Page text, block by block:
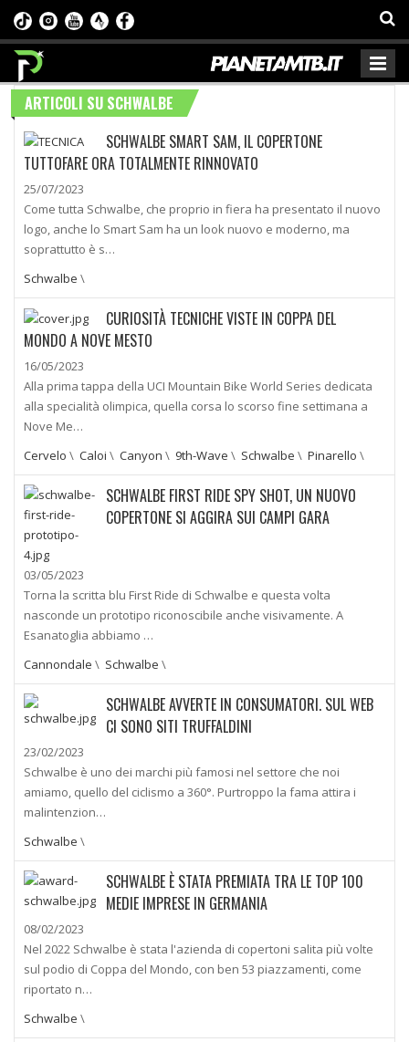
ARTICOLI SU SCHWALBE
SCHWALBE SMART SAM, IL COPERTONE
TUTTOFARE ORA TOTALMENTE RINNOVATO
25/07/2023
Come tutta Schwalbe, che proprio in fiera ha presentato il nuovo
logo, anche lo Smart Sam ha un look nuovo e moderno, ma
soprattutto è s…
Schwalbe \
CURIOSITÀ TECNICHE VISTE IN COPPA DEL
MONDO A NOVE MESTO
16/05/2023
Alla prima tappa della UCI Mountain Bike World Series dedicata
alla specialità olimpica, quella corsa lo scorso fine settimana a
Nove Me…
Cervelo \ Caloi \ Canyon \ 9th-Wave \ Schwalbe \ Pinarello \
SCHWALBE FIRST RIDE SPY SHOT, UN NUOVO
COPERTONE SI AGGIRA SUI CAMPI GARA
03/05/2023
Torna la scritta blu First Ride di Schwalbe e questa volta
nasconde un prototipo riconoscibile anche visivamente. A
Esanatoglia abbiamo …
Cannondale \ Schwalbe \
SCHWALBE AVVERTE IN CONSUMATORI. SUL WEB
CI SONO SITI TRUFFALDINI
23/02/2023
Schwalbe è uno dei marchi più famosi nel settore che noi
amiamo, quello del ciclismo a 360°. Purtroppo la fama attira i
malintenzion…
Schwalbe \
SCHWALBE È STATA PREMIATA TRA LE TOP 100
MEDIE IMPRESE IN GERMANIA
08/02/2023
Nel 2022 Schwalbe è stata l'azienda di copertoni salita più volte
sul podio di Coppa del Mondo, con ben 53 piazzamenti, come
riportato n…
Schwalbe \